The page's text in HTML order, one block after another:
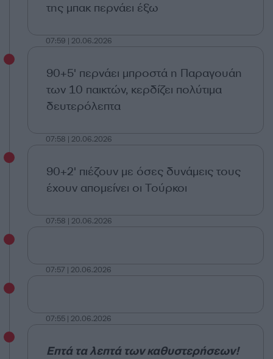
της μπακ περνάει έξω
07:59 | 20.06.2026
90+5' περνάει μπροστά η Παραγουάη
των 10 παικτών, κερδίζει πολύτιμα
δευτερόλεπτα
07:58 | 20.06.2026
90+2' πιέζουν με όσες δυνάμεις τους
έχουν απομείνει οι Τούρκοι
07:58 | 20.06.2026
07:57 | 20.06.2026
07:55 | 20.06.2026
Επτά τα λεπτά των καθυστερήσεων!